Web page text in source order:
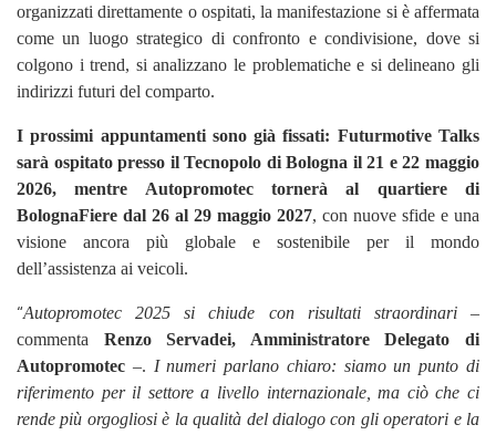
organizzati direttamente o ospitati, la manifestazione si è affermata
come un luogo strategico di confronto e condivisione, dove si
colgono i trend, si analizzano le problematiche e si delineano gli
indirizzi futuri del comparto.
I prossimi appuntamenti sono già fissati: Futurmotive Talks
sarà ospitato presso il Tecnopolo di Bologna il 21 e 22 maggio
2026, mentre Autopromotec tornerà al quartiere di
BolognaFiere dal 26 al 29 maggio 2027, con nuove sfide e una
visione ancora più globale e sostenibile per il mondo
dell’assistenza ai veicoli.
“Autopromotec 2025 si chiude con risultati straordinari –
commenta Renzo Servadei, Amministratore Delegato di
Autopromotec –. I numeri parlano chiaro: siamo un punto di
riferimento per il settore a livello internazionale, ma ciò che ci
rende più orgogliosi è la qualità del dialogo con gli operatori e la